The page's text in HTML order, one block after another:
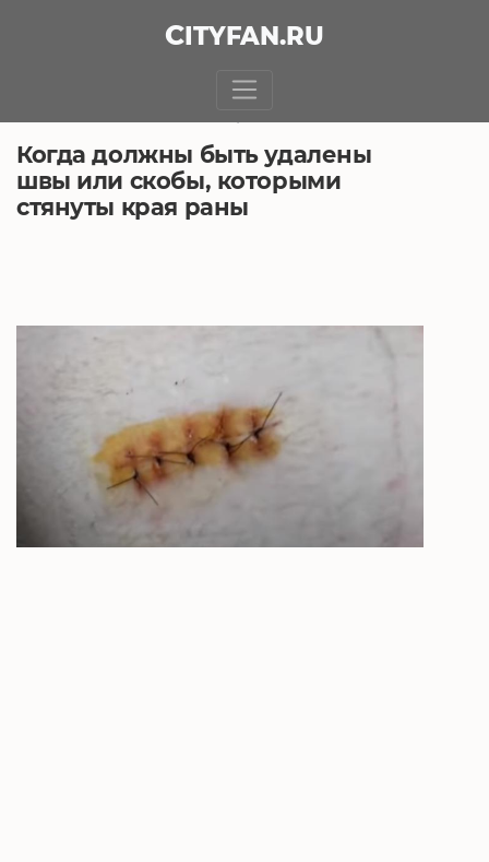
CITYFAN.RU
Когда должны быть удалены
швы или скобы, которыми
стянуты края раны